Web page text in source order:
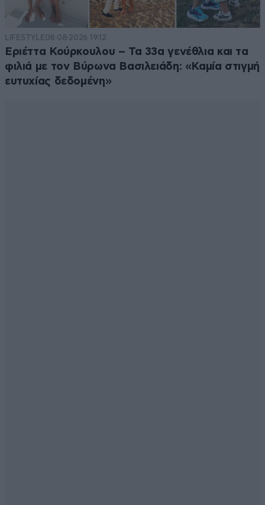
LIFESTYLE08·08·2026 19:12
Εριέττα Κούρκουλου – Τα 33α γενέθλια και τα
φιλιά με τον Βύρωνα Βασιλειάδη: «Καμία στιγμή
ευτυχίας δεδομένη»